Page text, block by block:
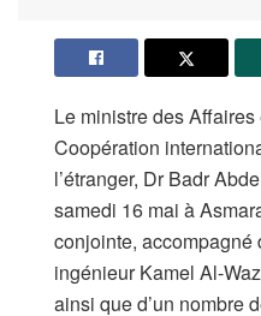
Le ministre des
Coopération
l’étranger, Dr Badr
samedi 16 mai à
conjointe, accompagné
ingénieur Kamel Al-
ainsi que d’un nombre